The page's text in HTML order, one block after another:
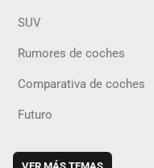
SUV
Rumores de coches
Comparativa de coches
Futuro